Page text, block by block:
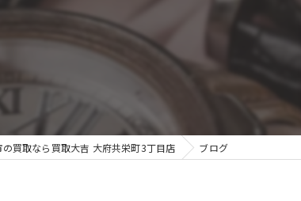
買取なら買取大吉 大府共栄町3丁目店 ブログ